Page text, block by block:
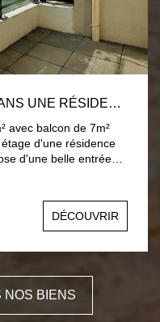
LYON 9ÉME - T3 DE 71M² DANS UNE RÉSIDENCE AVEC PISCINE
d'une résidence
exposé plein sud,
avec rangements,
896€ DPE C
DÉCOUVRIR
NOS BIENS